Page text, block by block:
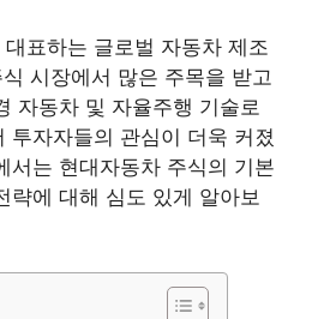
표하는 글로벌 자동차 제조
시장에서 많은 주목을 받고
자동차 및 자율주행 기술로
투자자들의 관심이 더욱 커졌
서는 현대자동차 주식의 기본
략에 대해 심도 있게 알아보